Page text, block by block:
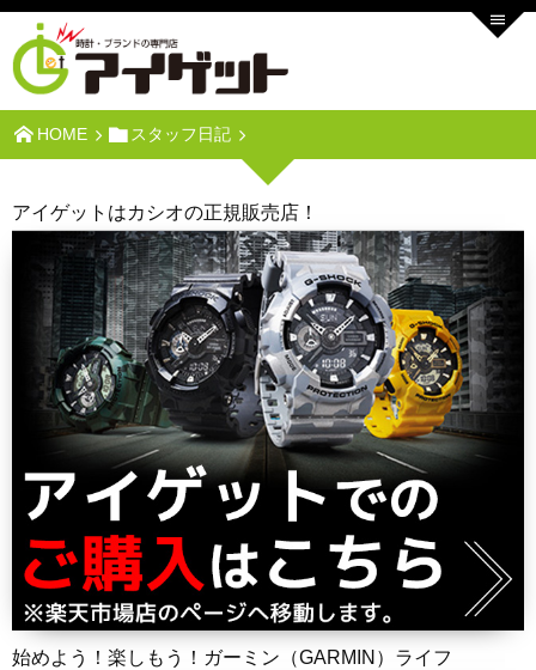
HOME スタッフ日記
アイゲットはカシオの正規販売店！
始めよう！楽しもう！ガーミン（GARMIN）ライフ